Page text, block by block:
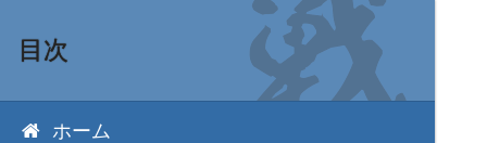
目次
ホーム